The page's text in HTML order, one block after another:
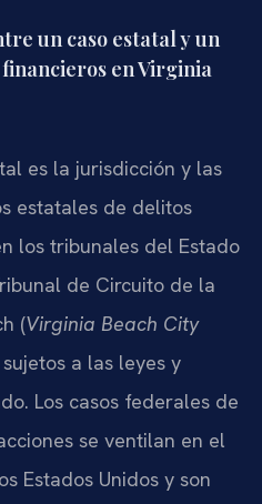
un caso estatal y un
en Virginia
es la jurisdicción y las
estatales de delitos
los tribunales del Estado
de Circuito de la
(Virginia Beach City
a las leyes y
Los casos federales de
se ventilan en el
Estados Unidos y son